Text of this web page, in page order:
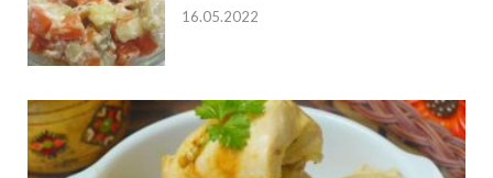
16.05.2022